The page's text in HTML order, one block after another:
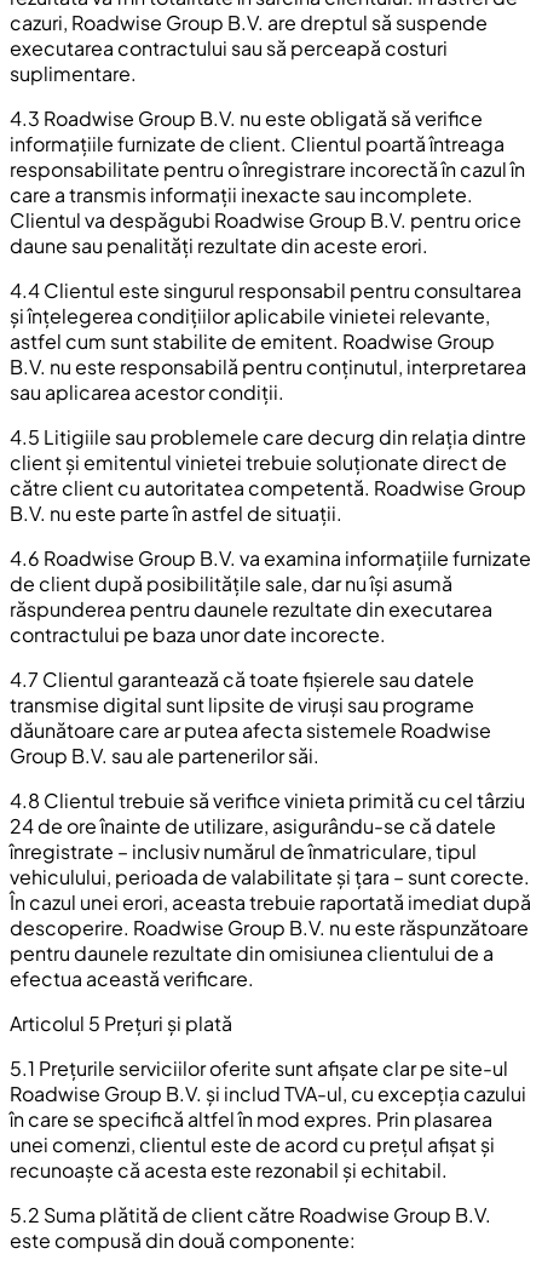
cazuri, Roadwise Group B.V. are dreptul să suspende
executarea contractului sau să perceapă costuri
suplimentare.
4.3 Roadwise Group B.V. nu este obligată să verifice
informațiile furnizate de client. Clientul poartă întreaga
responsabilitate pentru o înregistrare incorectă în cazul în
care a transmis informații inexacte sau incomplete.
Clientul va despăgubi Roadwise Group B.V. pentru orice
daune sau penalități rezultate din aceste erori.
4.4 Clientul este singurul responsabil pentru consultarea
și înțelegerea condițiilor aplicabile vinietei relevante,
astfel cum sunt stabilite de emitent. Roadwise Group
B.V. nu este responsabilă pentru conținutul, interpretarea
sau aplicarea acestor condiții.
4.5 Litigiile sau problemele care decurg din relația dintre
client și emitentul vinietei trebuie soluționate direct de
către client cu autoritatea competentă. Roadwise Group
B.V. nu este parte în astfel de situații.
4.6 Roadwise Group B.V. va examina informațiile furnizate
de client după posibilitățile sale, dar nu își asumă
răspunderea pentru daunele rezultate din executarea
contractului pe baza unor date incorecte.
4.7 Clientul garantează că toate fișierele sau datele
transmise digital sunt lipsite de viruși sau programe
dăunătoare care ar putea afecta sistemele Roadwise
Group B.V. sau ale partenerilor săi.
4.8 Clientul trebuie să verifice vinieta primită cu cel târziu
24 de ore înainte de utilizare, asigurându-se că datele
înregistrate – inclusiv numărul de înmatriculare, tipul
vehiculului, perioada de valabilitate și țara – sunt corecte.
În cazul unei erori, aceasta trebuie raportată imediat după
descoperire. Roadwise Group B.V. nu este răspunzătoare
pentru daunele rezultate din omisiunea clientului de a
efectua această verificare.
Articolul 5 Prețuri și plată
5.1 Prețurile serviciilor oferite sunt afișate clar pe site-ul
Roadwise Group B.V. și includ TVA-ul, cu excepția cazului
în care se specifică altfel în mod expres. Prin plasarea
unei comenzi, clientul este de acord cu prețul afișat și
recunoaște că acesta este rezonabil și echitabil.
5.2 Suma plătită de client către Roadwise Group B.V.
este compusă din două componente: